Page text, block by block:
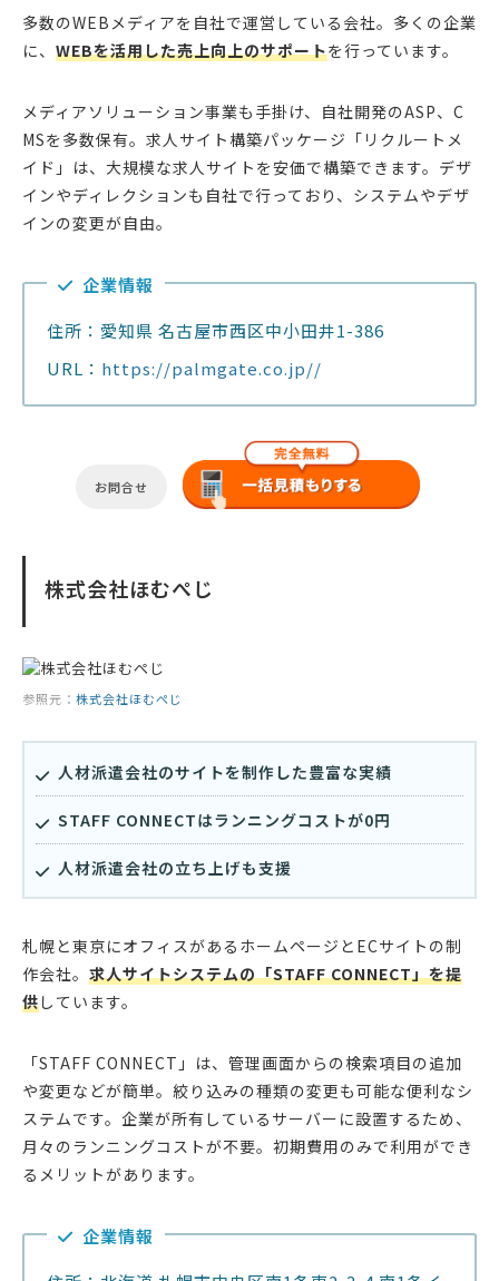
多数のWEBメディアを自社で運営している会社。多くの企業
に、 WEBを活用した売上向上のサポートを行っています。
メディアソリューション事業も手掛け、自社開発のASP、C
MSを多数保有。求人サイト構築パッケージ「リクルートメ
イド」は、大規模な求人サイトを安価で構築できます。デザ
インやディレクションも自社で行っており、システムやデザ
インの変更が自由。
企業情報
住所：愛知県 名古屋市西区中小田井1-386
URL： https://palmgate.co.jp//
お問合せ
株式会社ほむぺじ
参照元： 株式会社ほむぺじ
人材派遣会社のサイトを制作した豊富な実績
STAFF CONNECTはランニングコストが0円
人材派遣会社の立ち上げも支援
札幌と東京にオフィスがあるホームページとECサイトの制
作会社。 求人サイトシステムの「STAFF CONNECT」を提
供しています。
「STAFF CONNECT」は、管理画面からの検索項目の追加
や変更などが簡単。絞り込みの種類の変更も可能な便利なシ
ステムです。企業が所有しているサーバーに設置するため、
月々のランニングコストが不要。初期費用のみで利用ができ
るメリットがあります。
企業情報